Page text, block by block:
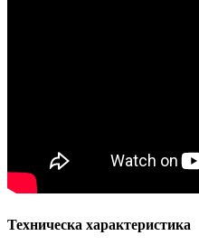
Техническа характеристика